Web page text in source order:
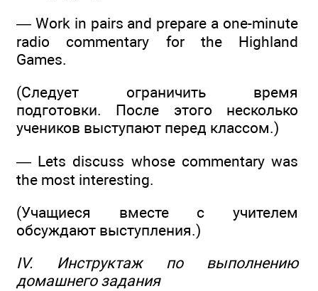
— Work in pairs and prepare a one-minute
radio commentary for the Highland
Games.
(Следует ограничить время
подготовки. После этого несколько
учеников выступают перед классом.)
— Lets discuss whose commentary was
the most interesting.
(Учащиеся вместе с учителем
обсуждают выступления.)
IV. Инструктаж по выполнению
домашнего задания